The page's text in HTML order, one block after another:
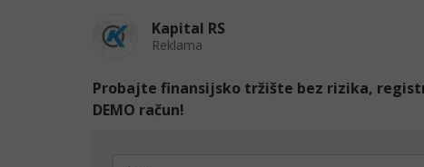
Kapital RS
Reklama
Probajte finansijsko tržište bez rizika,
DEMO račun!